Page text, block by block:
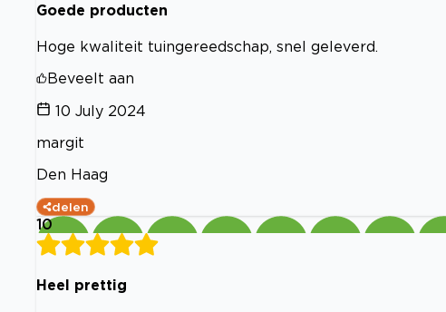
Goede producten
Hoge kwaliteit tuingereedschap, snel geleverd.
Beveelt aan
10 July 2024
margit
Den Haag
delen
10
Heel prettig